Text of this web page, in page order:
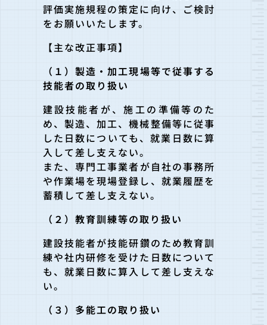
評価実施規程の策定に向け、ご検討
をお願いいたします。
【主な改正事項】
（１）製造・加工現場等で従事する
技能者の取り扱い
建設技能者が、施工の準備等のた
め、製造、加工、機械整備等に従事
した日数についても、就業日数に算
入して差し支えない。
また、専門工事業者が自社の事務所
や作業場を現場登録し、就業履歴を
蓄積して差し支えない。
（２）教育訓練等の取り扱い
建設技能者が技能研鑽のため教育訓
練や社内研修を受けた日数につ いて
も、就業日数に算入して差し支えな
い。
（３）多能工の取り扱い